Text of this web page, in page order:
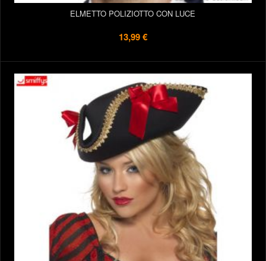
ELMETTO POLIZIOTTO CON LUCE
13,99 €